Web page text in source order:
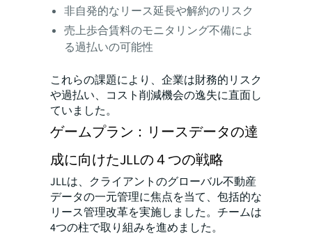
非自発的なリース延長や解約のリスク
売上歩合賃料のモニタリング不備によ
る過払いの可能性
これらの課題により、企業は財務的リスク
や過払い、コスト削減機会の逸失に直面し
ていました。
ゲームプラン：リースデータの達
成に向けたJLLの４つの戦略
JLLは、クライアントのグローバル不動産
データの一元管理に焦点を当て、包括的な
リース管理改革を実施しました。チームは
4つの柱で取り組みを進めました。